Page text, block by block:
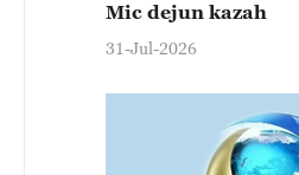
Mic dejun kazah
31-Jul-2026